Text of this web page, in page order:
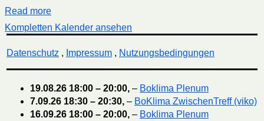
Read more
Kompletten Kalender ansehen
Datenschutz , Impressum, Nutzungsbedingungen
19.08.26 18:00 – 20:00, – Boklima Plenum
7.09.26 18:30 – 20:30, – BoKlima ZwischenTreff (viko)
16.09.26 18:00 – 20:00, – Boklima Plenum